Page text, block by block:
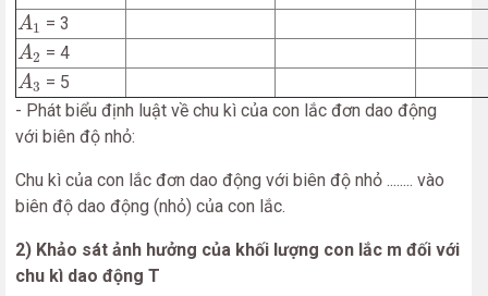
A1
A1 = 3
A2
A2 = 4
A3
A3 = 5
- Phát biểu định luật về chu kì của con lắc đơn dao động
với biên độ nhỏ:
Chu kì của con lắc đơn dao động với biên độ nhỏ ........ vào
biên độ dao động (nhỏ) của con lắc.
2) Khảo sát ảnh hưởng của khối lượng con lắc m đối với
chu kì dao động T